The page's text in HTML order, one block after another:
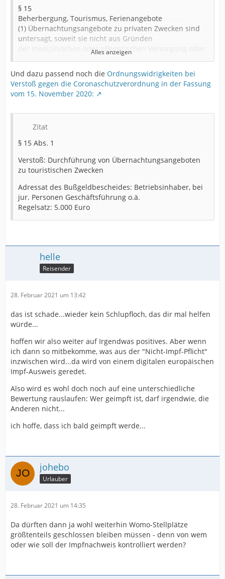
§ 15
Beherbergung, Tourismus, Ferienangebote
(1) Übernachtungsangebote zu privaten Zwecken sind
untersagt, soweit sie nicht aus Gründen
der medizinischen oder pflegerischen Versorgung oder
aus sozial-ethischen Gründen dringend geboten sind.
Die Nutzung von dauerhaft angemieteten oder im
Eigentum befindlichen
Immobilien und von dauerhaft abgestellten
Wohnwagen, Wohnmobilen und so weiter ausschließlich
Campingplätzen und so weiter sowie bei der
Beherbergung von Reisenden
einschließlich ihrer gastronomischen Versorgung sind
die Hygiene- und Infektionsschutzstandards nach § 4 zu
beachten.
auf Rastanlagen und Autohöfen übernachten, dürfen
dort gastronomisch versorgt werden. Absatz 1 Satz 3 gilt
entsprechend.
(2) Reisebusreisen und sonstige Gruppenreisen mit
Alles anzeigen
Und dazu passend noch die Ordnungswidrigkeiten bei
Verstoß gegen die Coronaschutzverordnung in der Fassung
vom 15. November 2020:
Zitat
§ 15 Abs. 1
Verstoß: Durchführung von Übernachtungsangeboten
zu touristischen Zwecken
Adressat des Bußgeldbescheides: Betriebsinhaber, bei
jur. Personen Geschäftsführung o.ä.
Regelsatz: 5.000 Euro
helle
Reisender
28. Februar 2021 um 13:42
das ist schade...wieder kein Schlupfloch, das dir mal helfen
würde...
hoffen wir also weiter auf Irgendwas positives. Aber wenn
ich dann so mitbekomme, was aus der "Nicht-Impf-Pflicht"
inzwischen wird...da wird von einem digitalen europäischen
Impf-Ausweis geredet.
Also wird es wohl doch noch auf eine unterschiedliche
Bewertung rauslaufen: Wer geimpft ist, darf irgendwie, die
Anderen nicht...
ich hoffe, dass ich bald geimpft werde...
johebo
Urlauber
28. Februar 2021 um 14:35
Da dürften dann ja wohl weiterhin Womo-Stellplätze
größtenteils geschlossen bleiben müssen - denn von wem
oder wie soll der Impfnachweis kontrolliert werden?